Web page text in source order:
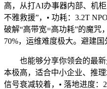
高，从打AI办事器内部、机
不雅救援”，• 功耗：3.2T
破解“高带宽=高功耗”的魔咒
70%，运维难度极大。避建国
也能够分享你领会的最新
本极高，适合中小企业、推
信号衰减较着，• 落地进度：